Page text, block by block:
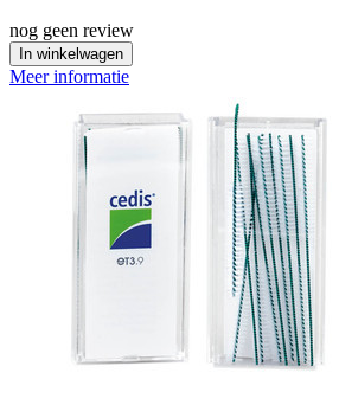
nog geen review
In winkelwagen
Meer informatie